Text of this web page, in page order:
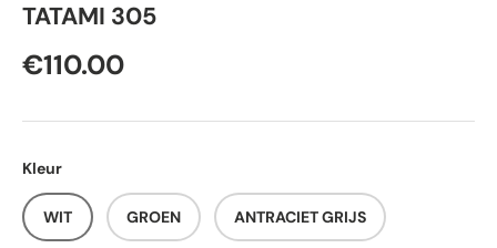
TATAMI 305
€110.00
Kleur
WIT GROEN ANTRACIET GRIJS